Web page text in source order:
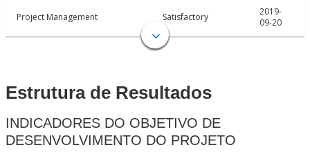
Project Management Satisfactory
2019-
09-20
Estrutura de Resultados
INDICADORES DO OBJETIVO DE
DESENVOLVIMENTO DO PROJETO